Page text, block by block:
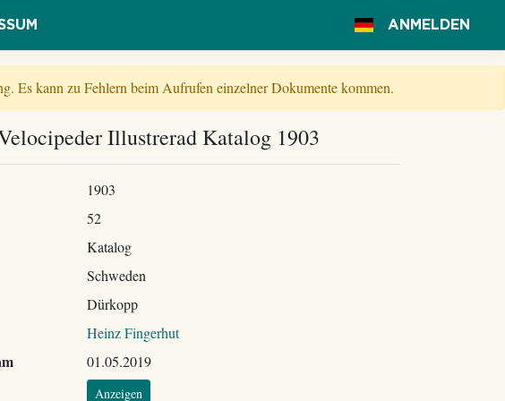
ANMELDEN
Es kann zu Fehlern beim Aufrufen einzelner Dokumente kommen.
Illustrerad Katalog 1903
1903
52
Katalog
Schweden
Dürkopp
Heinz Fingerhut
01.05.2019
Anzeigen